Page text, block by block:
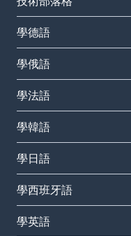
學德語
學俄語
學法語
學韓語
學日語
學西班牙語
學英語